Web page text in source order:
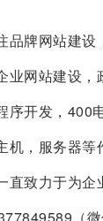
品牌网站建设
业网站建设
序开发，400
机，服务器等
直致力于为企